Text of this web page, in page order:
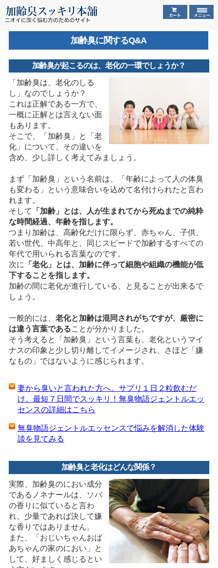
加齢臭に関するQ&A
加齢臭が起こるのは、老化の一環でしょうか？
「加齢臭は、老化のしる
し」なのでしょうか？
これは正解である一方で、
一概に正解とは言えない面
もあります。
そこで、「加齢臭」と「老
化」について、その違いを
含め、少し詳しく考えてみましょう。
まず「加齢臭」という名前は、「年齢によって人の体臭
も変わる」という意味合いを込めて名付けられたと言わ
れます。
そして
「加齢」とは、人が生まれてから死ぬまでの純粋
な時間経過、年齢を指します。
つまり加齢は、高齢化だけに限らず、赤ちゃん、子供、
若い世代、中高年と、同じスピードで加齢するすべての
年代で用いられる言葉なのです。
次に
「老化」とは、加齢に伴って細胞や組織の機能が低
下することを指します。
加齢の間に老化が進行している、と見ることが出来るで
しょう。
一般的には、 老化と加齢は混同されがちですが、厳密に
は違う言葉であることが分かりました。
そう考えると「加齢臭」という言葉も、老化というマイ
ナスの印象と少し切り離してイメージされ、さほど「嫌
なもの」ではないように感じられます。
妻から臭いと言われた方へ。サプリ１日２粒飲むだ
け、最短７日間でスッキリ！無臭物語ジェントルエッ
センスの詳細はこちら
無臭物語ジェントルエッセンスで悩みを解消した体験
談を見てみる
加齢臭と老化はどんな関係？
実際、加齢臭のにおい成分
であるノネナールは、ソバ
の香りに似ていると言わ
れ、少量であれば決して嫌
な香りではありません。
また、「おじいちゃんおば
あちゃんの家のにおい」と
して、好ましく感じるとい